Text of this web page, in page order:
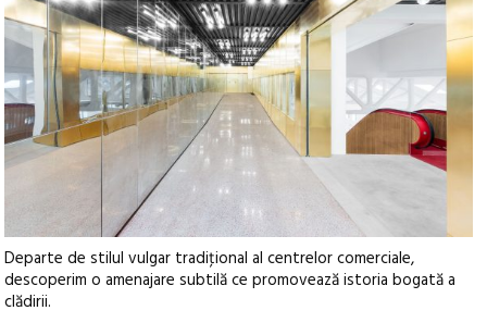
Departe de stilul vulgar tradiţional al centrelor comerciale,
descoperim o amenajare subtilă ce promovează istoria bogată a
clădirii.